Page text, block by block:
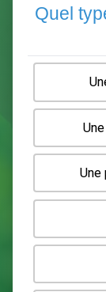
Gratuit,
Quel